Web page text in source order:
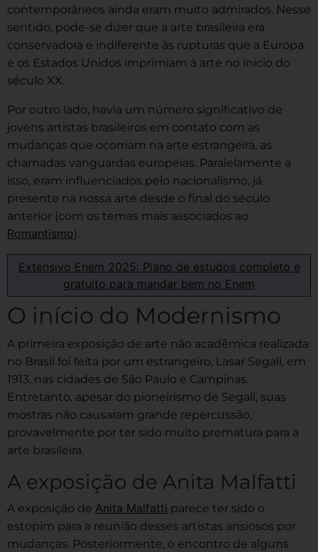
contemporâneos ainda eram muito admirados. Nesse
sentido, pode-se dizer que a arte brasileira era
conservadora e indiferente às rupturas que a Europa
e os Estados Unidos imprimiam à arte no início do
século XX.
Por outro lado, havia um número significativo de
jovens artistas brasileiros em contato com as
mudanças que ocorriam na arte estrangeira, as
chamadas vanguardas europeias. Paralelamente a
isso, eram influenciados pelo nacionalismo, já
presente na nossa arte desde o final do século
anterior (com os temas mais associados ao
Romantismo).
Extensivo Enem 2025: Plano de estudos completo e
gratuito para mandar bem no Enem
O início do Modernismo
A primeira exposição de arte não acadêmica realizada
no Brasil foi feita por um estrangeiro, Lasar Segall, em
1913, nas cidades de São Paulo e Campinas.
Entretanto, apesar do pioneirismo de Segall, suas
mostras não causaram grande repercussão,
provavelmente por ter sido muito prematura para a
arte brasileira.
A exposição de Anita Malfatti
A exposição de Anita Malfatti parece ter sido o
estopim para a reunião desses artistas ansiosos por
mudanças. Posteriormente, o encontro de alguns